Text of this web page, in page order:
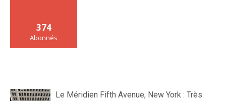
374
Abonnés
Le Méridien Fifth Avenue, New York : Très